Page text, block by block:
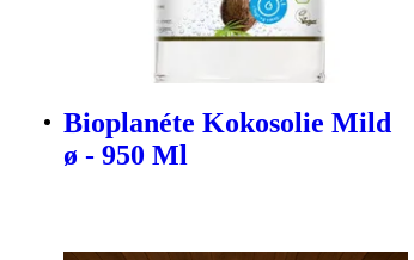
Bioplanéte Kokosolie Mild
ø - 950 Ml